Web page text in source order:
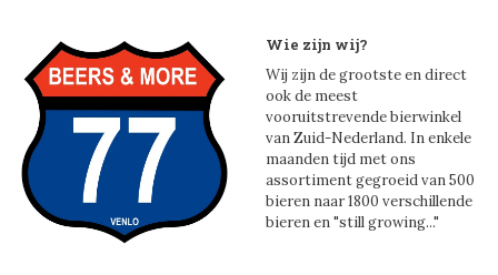
Wie zijn wij?
Wij zijn de grootste en direct
ook de meest
vooruitstrevende bierwinkel
van Zuid-Nederland. In enkele
maanden tijd met ons
assortiment gegroeid van 500
bieren naar 1800 verschillende
bieren en "still growing..."